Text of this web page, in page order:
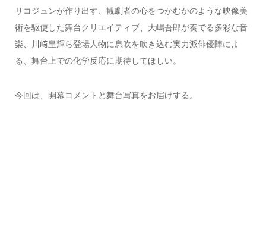
リコジュンが作り出す、観劇者の心をつかむかのような映像美
術を駆使した舞台クリエイティブ、大嶋吾郎が奏でる多彩な音
楽、川﨑皇輝ら登場人物に息吹を吹き込む実力派俳優陣によ
る、舞台上での化学反応に期待してほしい。
今回は、開幕コメントと舞台写真をお届けする。